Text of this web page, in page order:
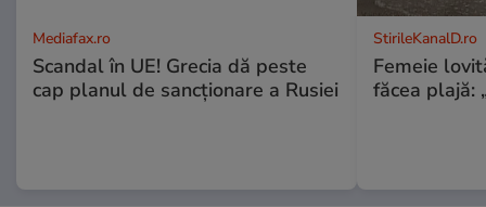
Mediafax.ro
Scandal în UE! Grecia dă peste
cap planul de sancționare a Rusiei
StirileKanalD.ro
Femeie
făcea plajă: